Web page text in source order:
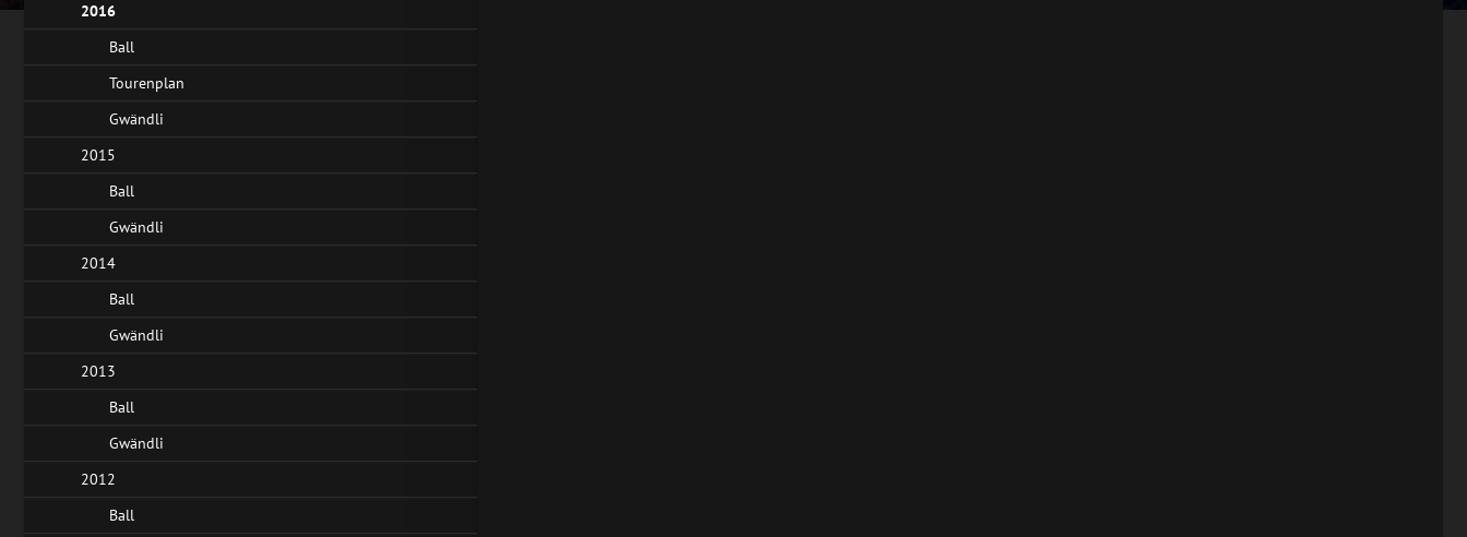
2016
Ball
Tourenplan
Gwändli
2015
Ball
Gwändli
2014
Ball
Gwändli
2013
Ball
Gwändli
2012
Ball